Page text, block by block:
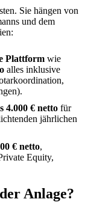
Sie hängen von
und dem
Plattform wie
alles inklusive
4.000 € netto für
jährlichen
€ netto,
Equity,
Anlage?